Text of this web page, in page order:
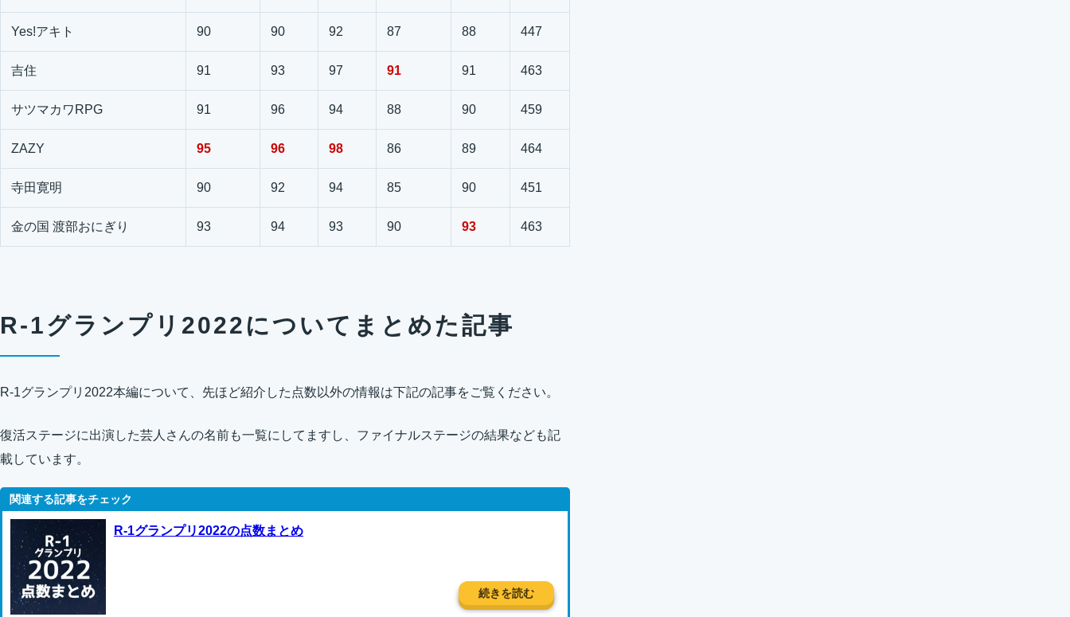
Yes!アキト 90 90 92 87 88 447
吉住 91 93 97 91 91 463
サツマカワRPG 91 96 94 88 90 459
ZAZY 95 96 98 86 89 464
寺田寛明 90 92 94 85 90 451
金の国 渡部おにぎり 93 94 93 90 93 463
R-1グランプリ2022についてまとめた記事
R-1グランプリ2022本編について、先ほど紹介した点数以外の情報は下記の記事をご覧ください。
復活ステージに出演した芸人さんの名前も一覧にしてますし、ファイナルステージの結果なども記
載しています。
R-1グランプリ2022の点数まとめ
続きを読む